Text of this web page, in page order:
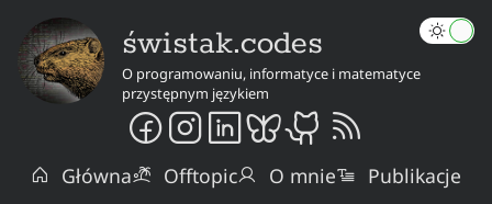
świstak.codes
O programowaniu, informatyce i matematyce
przystępnym językiem
Główna Offtopic O mnie Publikacje